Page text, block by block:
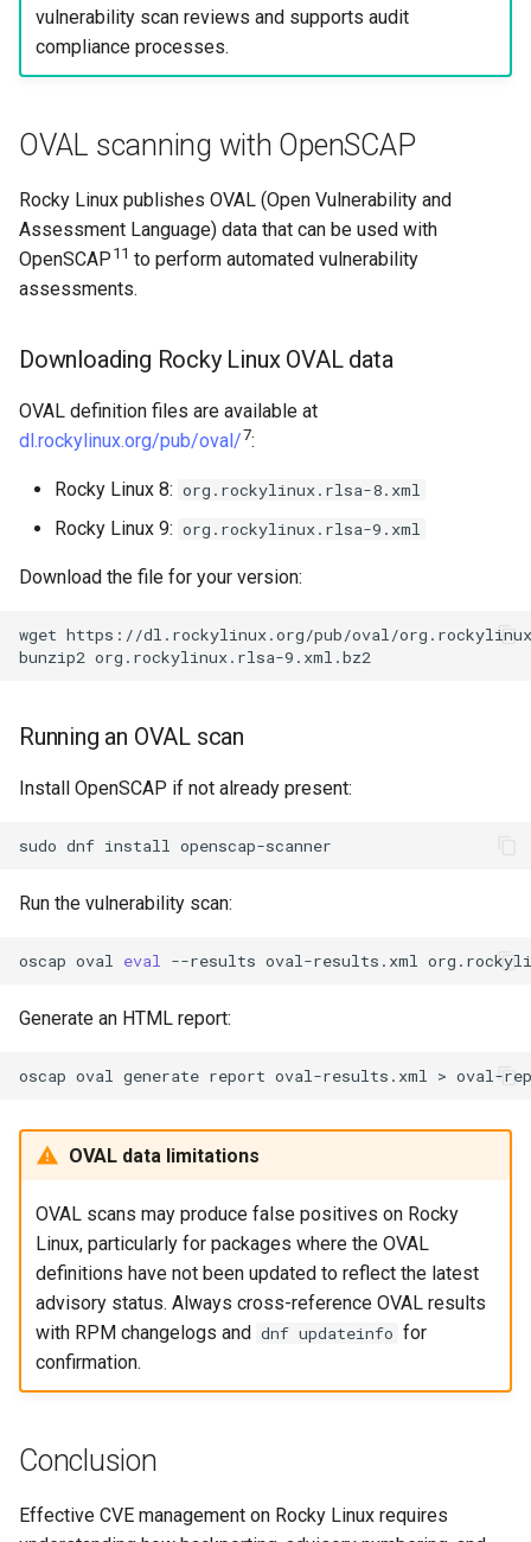
vulnerability scan reviews and supports audit
compliance processes.
OVAL scanning with OpenSCAP
Rocky Linux publishes OVAL (Open Vulnerability and
Assessment Language) data that can be used with
OpenSCAP 11 to perform automated vulnerability
assessments.
Downloading Rocky Linux OVAL data
OVAL definition files are available at
dl.rockylinux.org/pub/oval/7:
Rocky Linux 8: org.rockylinux.rlsa-8.xml
Rocky Linux 9: org.rockylinux.rlsa-9.xml
Download the file for your version:
wget https://dl.rockylinux.org/pub/oval/
bunzip2
Running an OVAL scan
Install OpenSCAP if not already present:
sudo dnf install
Run the vulnerability scan:
oscap oval eval --results oval-results.xml
Generate an HTML report:
oscap oval generate report oval-results.xml >
OVAL data limitations
OVAL scans may produce false positives on Rocky
Linux, particularly for packages where the OVAL
definitions have not been updated to reflect the latest
advisory status. Always cross-reference OVAL results
with RPM changelogs and dnf updateinfo for
confirmation.
Conclusion
Effective CVE management on Rocky Linux requires